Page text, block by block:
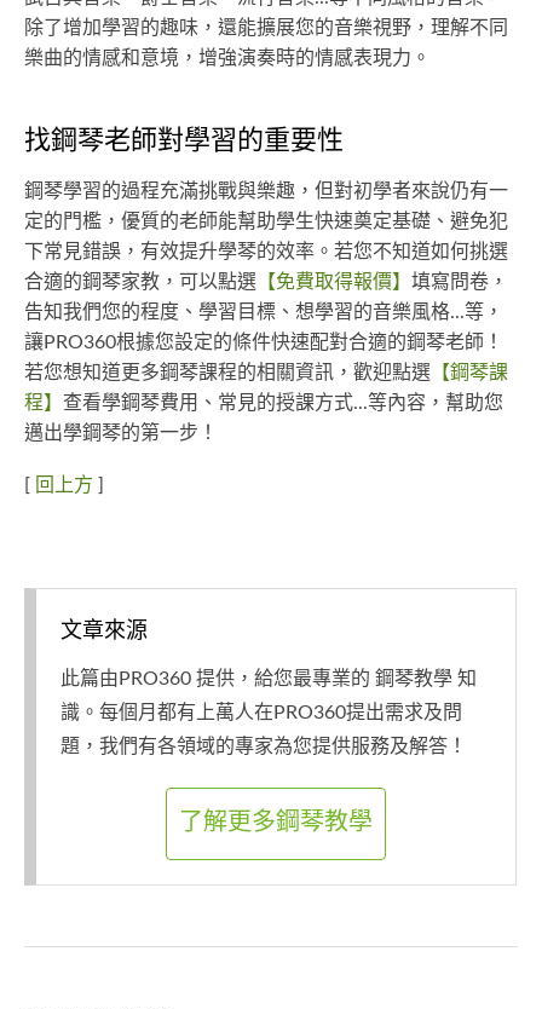
除了增加學習的趣味，還能擴展您的音樂視野，理解不同
樂曲的情感和意境，增強演奏時的情感表現力。
找鋼琴老師對學習的重要性
鋼琴學習的過程充滿挑戰與樂趣，但對初學者來說仍有一
定的門檻，優質的老師能幫助學生快速奠定基礎、避免犯
下常見錯誤，有效提升學琴的效率。若您不知道如何挑選
合適的鋼琴家教，可以點選 【免費取得報價】 填寫問卷，
告知我們您的程度、學習目標、想學習的音樂風格...等，
讓PRO360根據您設定的條件快速配對合適的鋼琴老師！
若您想知道更多鋼琴課程的相關資訊，歡迎點選 【​​鋼琴課
程】 查看學鋼琴費用、常見的授課方式...等內容，幫助您
邁出學鋼琴的第一步！
[ 回上方 ]
文章來源
此篇由PRO360 提供，給您最專業的 鋼琴教學 知
識。每個月都有上萬人在PRO360提出需求及問
題，我們有各領域的專家為您提供服務及解答！
了解更多鋼琴教學